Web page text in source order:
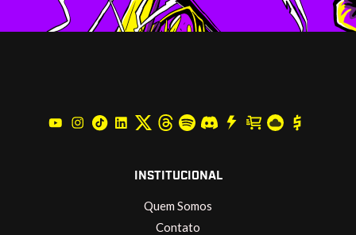
INSTITUCIONAL
Quem Somos
Contato